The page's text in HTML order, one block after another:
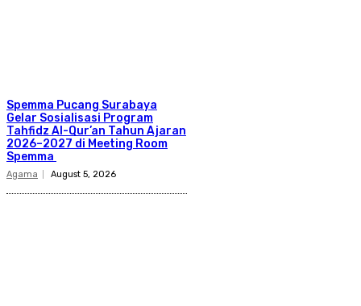
Spemma Pucang Surabaya
Gelar Sosialisasi Program
Tahfidz Al-Qur’an Tahun Ajaran
2026–2027 di Meeting Room
Spemma
Agama August 5, 2026